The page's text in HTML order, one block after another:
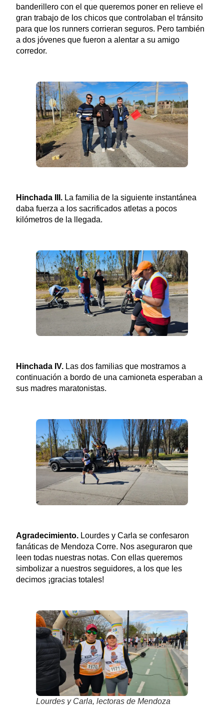
banderillero con el que queremos poner en relieve el
gran trabajo de los chicos que controlaban el tránsito
para que los runners corrieran seguros. Pero también
a dos jóvenes que fueron a alentar a su amigo
corredor.
Hinchada III.La familia de la siguiente instantánea
daba fuerza a los sacrificados atletas a pocos
kilómetros de la llegada.
Hinchada IV.Las dos familias que mostramos a
continuación a bordo de una camioneta esperaban a
sus madres maratonistas.
Agradecimiento.Lourdes y Carla se confesaron
fanáticas de Mendoza Corre. Nos aseguraron que
leen todas nuestras notas. Con ellas queremos
simbolizar a nuestros seguidores, a los que les
decimos ¡gracias totales!
Lourdes y Carla, lectoras de Mendoza